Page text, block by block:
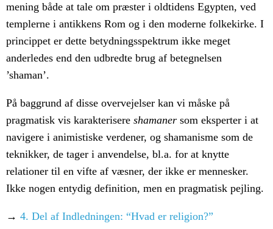
mening både at tale om præster i oldtidens Egypten, ved
templerne i antikkens Rom og i den moderne folkekirke. I
princippet er dette betydningsspektrum ikke meget
anderledes end den udbredte brug af betegnelsen
’shaman’.
På baggrund af disse overvejelser kan vi måske på
pragmatisk vis karakterisere shamaner som eksperter i at
navigere i animistiske verdener, og shamanisme som de
teknikker, de tager i anvendelse, bl.a. for at knytte
relationer til en vifte af væsner, der ikke er mennesker.
Ikke nogen entydig definition, men en pragmatisk pejling.
→ 4. Del af Indledningen: “Hvad er religion?”